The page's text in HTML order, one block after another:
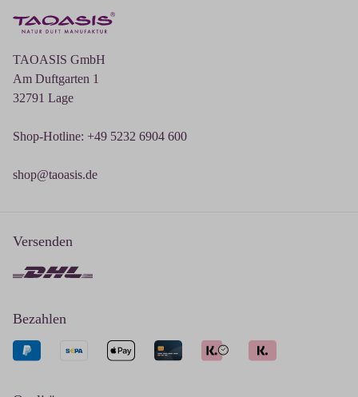
TAOASIS GmbH
Am Duftgarten 1
32791 Lage
Shop-Hotline: +49 5232 6904 600
shop@taoasis.de
Versenden
Bezahlen